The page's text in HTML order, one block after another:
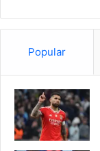
Popular